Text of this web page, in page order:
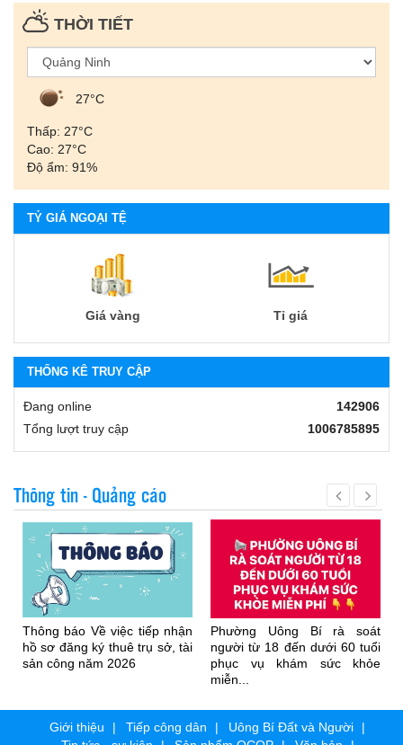
THỜI TIẾT
27°С
Thấp: 27°С
Cao: 27°С
Độ ẩm: 91%
TỶ GIÁ NGOẠI TỆ
Giá vàng Tỉ giá
THỐNG KÊ TRUY CẬP
Đang online
142906
Tổng lượt truy cập
1006785895
Thông tin - Quảng cáo
Thông báo Về việc tiếp nhận
hồ sơ đăng ký thuê trụ sở, tài
sản công năm 2026
Phường Uông Bí rà soát
người từ 18 đến dưới 60 tuổi
phục vụ khám sức khỏe
miễn...
Giới thiệu Tiếp công dân
Uông Bí Đất và Người